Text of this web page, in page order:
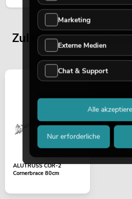
Zuletzt angesehene
ALUTRUSS COR-2
Cornerbrace 80cm
Marketing
Externe Medien
Chat & Support
Nur erforderliche
Alle